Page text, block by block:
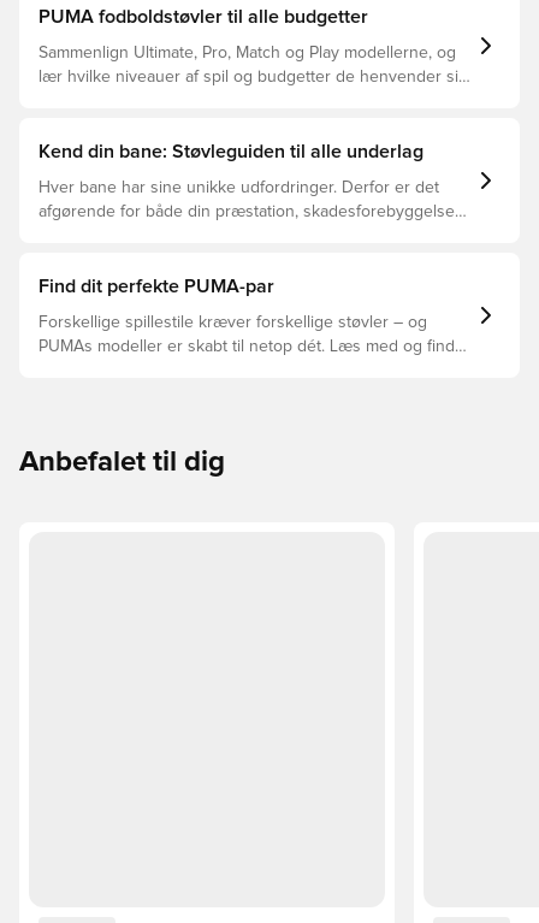
PUMA fodboldstøvler til alle budgetter
Sammenlign Ultimate, Pro, Match og Play modellerne, og
lær hvilke niveauer af spil og budgetter de henvender sig
Kend din bane: Støvleguiden til alle underlag
Hver bane har sine unikke udfordringer. Derfor er det
afgørende for både din præstation, skadesforebyggelse
støvler der er det bedste valg til de forskellige typer
Find dit perfekte PUMA-par
Forskellige spillestile kræver forskellige støvler – og
PUMAs modeller er skabt til netop dét. Læs med og find
Anbefalet til dig